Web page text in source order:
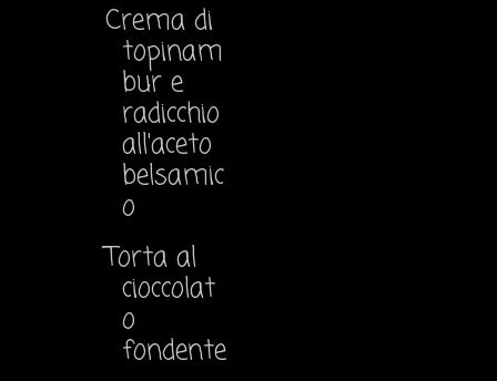
Crema di
topinam
bur e
radicchio
all'aceto
belsamic
o
Torta al
cioccolat
o
fondente